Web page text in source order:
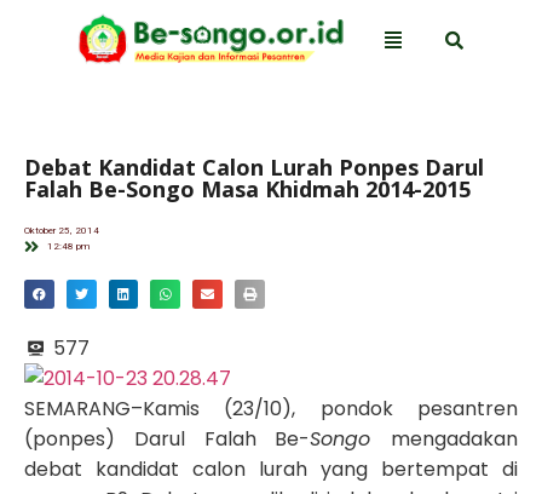
Debat Kandidat Calon Lurah Ponpes Darul
Falah Be-Songo Masa Khidmah 2014-2015
Oktober 25, 2014
12:48 pm
577
SEMARANG–Kamis (23/10), pondok pesantren
(ponpes) Darul Falah Be-Songo mengadakan
debat kandidat calon lurah yang bertempat di